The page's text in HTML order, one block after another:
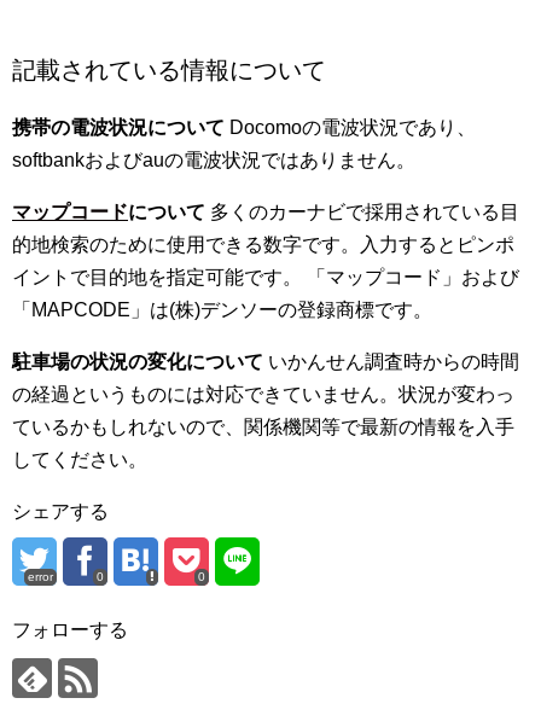
記載されている情報について
携帯の電波状況について Docomoの電波状況であり、
softbankおよびauの電波状況ではありません。
マップコードについて 多くのカーナビで採用されている目
的地検索のために使用できる数字です。入力するとピンポ
イントで目的地を指定可能です。 「マップコード」および
「MAPCODE」は(株)デンソーの登録商標です。
駐車場の状況の変化について いかんせん調査時からの時間
の経過というものには対応できていません。状況が変わっ
ているかもしれないので、関係機関等で最新の情報を入手
してください。
シェアする
error 0 0
フォローする